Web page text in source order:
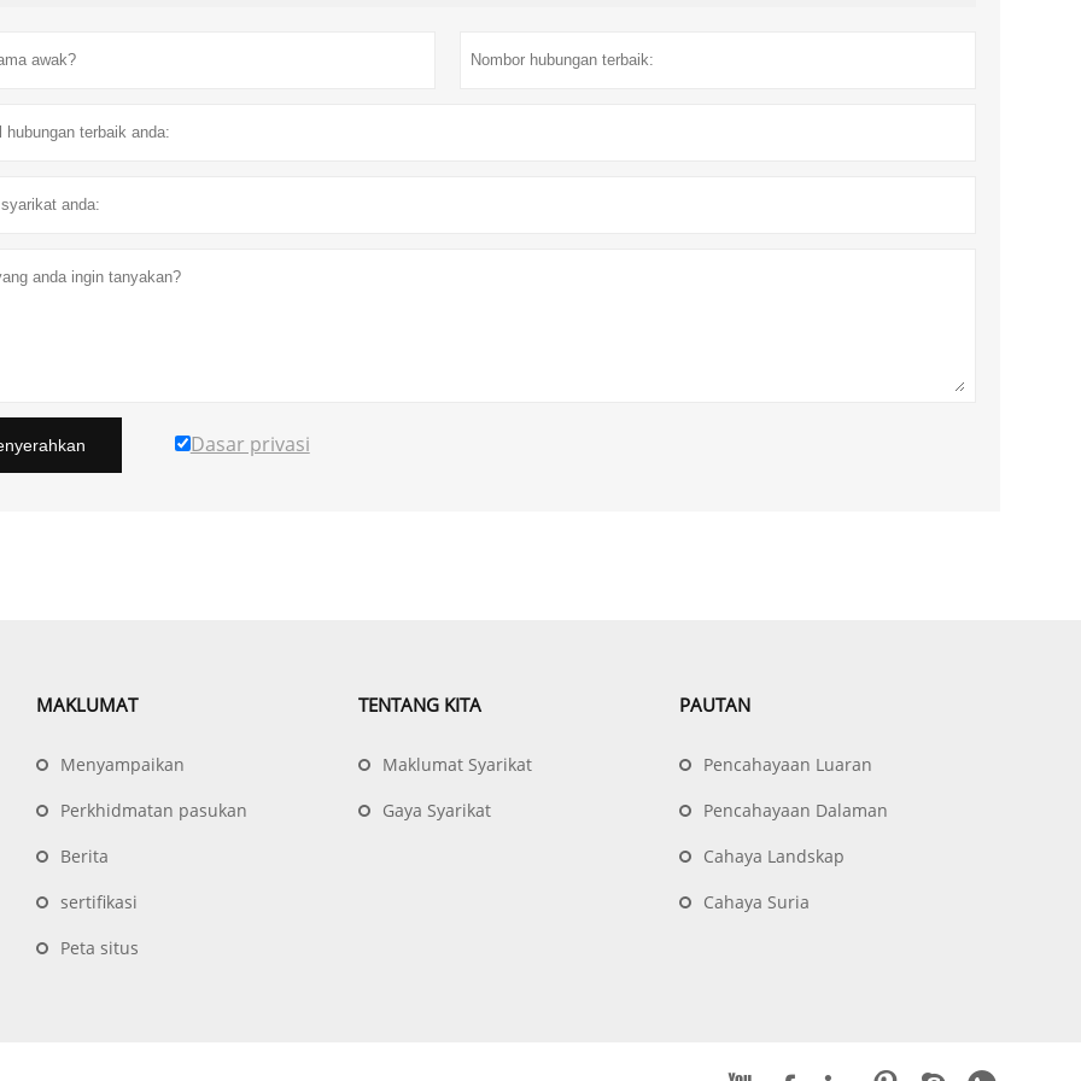
Dasar privasi
MAKLUMAT
Menyampaikan
Perkhidmatan pasukan
Berita
sertifikasi
Peta situs
TENTANG KITA
Maklumat Syarikat
Gaya Syarikat
PAUTAN
Pencahayaan Luaran
Pencahayaan Dalaman
Cahaya Landskap
Cahaya Suria